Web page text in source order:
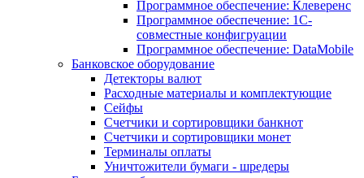
Программное обеспечение: Клеверенс
Программное обеспечение: 1С-
совместные конфигруации
Программное обеспечение: DataMobile
Банковское оборудование
Детекторы валют
Расходные материалы и комплектующие
Сейфы
Счетчики и сортировщики банкнот
Счетчики и сортировщики монет
Терминалы оплаты
Уничтожители бумаги - шредеры